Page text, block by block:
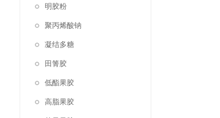
明胶粉
聚丙烯酸钠
凝结多糖
田箐胶
低酯果胶
高脂果胶